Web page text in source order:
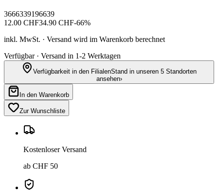
3666339196639
12.00 CHF34.90 CHF-66%
inkl. MwSt. · Versand wird im Warenkorb berechnet
Verfügbar · Versand in 1-2 Werktagen
Verfügbarkeit in den FilialenStand in unseren 5 Standorten
ansehen›
In den Warenkorb
Zur Wunschliste
Kostenloser Versand
ab CHF 50